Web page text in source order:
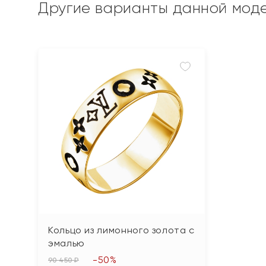
Другие варианты данной
Кольцо из лимонного золота с
эмалью
90 450 ₽ -50%